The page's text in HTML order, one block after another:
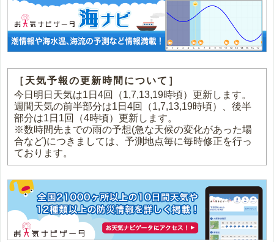
［天気予報の更新時間について］
今日明日天気は1日4回（1,7,13,19時頃）更新します。
週間天気の前半部分は1日4回（1,7,13,19時頃）、後半
部分は1日1回（4時頃）更新します。
※数時間先までの雨の予想(急な天候の変化があった場
合など)につきましては、予測地点毎に毎時修正を行っ
ております。